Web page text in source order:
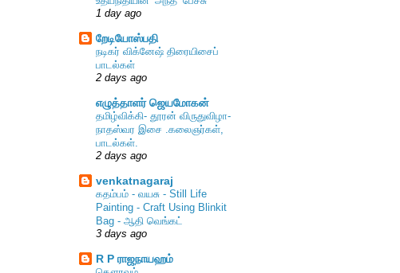
1 day ago
றேடியோஸ்பதி
நடிகர் விக்னேஷ் திரையிசைப்
பாடல்கள்
2 days ago
எழுத்தாளர் ஜெயமோகன்
தமிழ்விக்கி- தூரன் விருதுவிழா-
நாதஸ்வர இசை .கலைஞர்கள்,
பாடல்கள்.
2 days ago
venkatnagaraj
கதம்பம் - வயசு - Still Life
Painting - Craft Using Blinkit
Bag - ஆதி வெங்கட்
3 days ago
R P ராஜநாயஹம்